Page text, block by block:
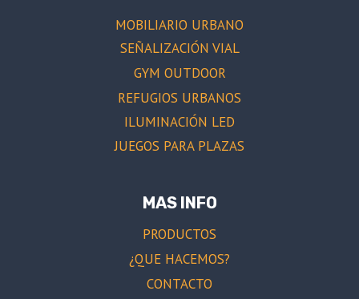
MOBILIARIO URBANO
SEÑALIZACIÓN VIAL
GYM OUTDOOR
REFUGIOS URBANOS
ILUMINACIÓN LED
JUEGOS PARA PLAZAS
MAS INFO
PRODUCTOS
¿QUE HACEMOS?
CONTACTO